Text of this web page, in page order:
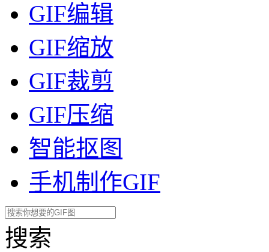
GIF编辑
GIF缩放
GIF裁剪
GIF压缩
智能抠图
手机制作GIF
搜索